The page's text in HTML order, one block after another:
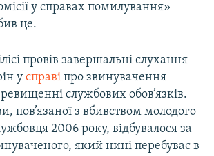
у справах помилування»
це.
провів завершальні слухання
у справі про звинувачення
службових обов’язків.
пов’язаної з вбивством молодого
2006 року, відбувалося за
який нині перебуває в